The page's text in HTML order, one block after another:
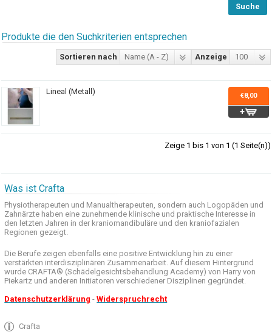
Produkte die den Suchkriterien entsprechen
Anzeige 100
Sortieren nach Name (A - Z)
Lineal (Metall) €8,00
Zeige 1 bis 1 von 1 (1 Seite(n))
Was ist Crafta
Physiotherapeuten und Manualtherapeuten, sondern auch Logopäden und
Zahnärzte haben eine zunehmende klinische und praktische Interesse in
den letzten Jahren in der kraniomandibuläre und den kraniofazialen
Regionen gezeigt.
Die Berufe zeigen ebenfalls eine positive Entwicklung hin zu einer
verstärkten interdisziplinären Zusammenarbeit. Auf diesem Hintergrund
wurde CRAFTA® (Schädelgesichtsbehandlung Academy) von Harry von
Piekartz und anderen Initiatoren verschiedener Disziplinen gegründet.
Datenschutzerklärung -Widerspruchrecht
Crafta